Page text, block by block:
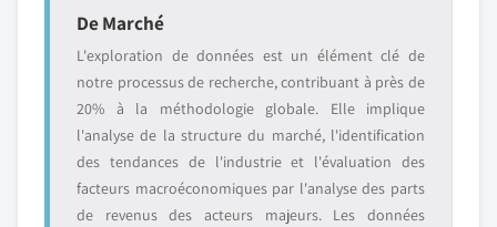
De Marché
L'exploration de données est un élément clé de
notre processus de recherche, contribuant à près de
20% à la méthodologie globale. Elle implique
l'analyse de la structure du marché, l'identification
des tendances de l'industrie et l'évaluation des
facteurs macroéconomiques par l'analyse des parts
de revenus des acteurs majeurs. Les données